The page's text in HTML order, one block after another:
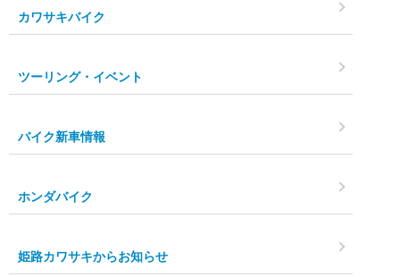
カワサキバイク
ツーリング・イベント
バイク新車情報
ホンダバイク
姫路カワサキからお知らせ